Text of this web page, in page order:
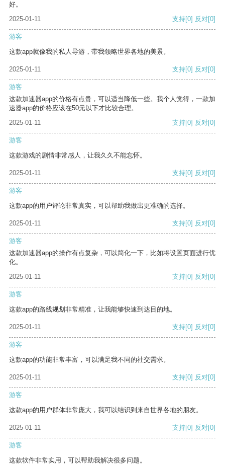
好。
2025-01-11
支持[0] 反对[0]
游客
这款app就像我的私人导游，带我领略世界各地的美景。
2025-01-11 支持[0] 反对[0]
游客
这款加速器app的价格有点贵，可以适当降低一些。我个人觉得，一款加
速器app的价格应该在50元以下才比较合理。
2025-01-11
支持[0] 反对[0]
游客
这款游戏的剧情非常感人，让我久久不能忘怀。
2025-01-11 支持[0] 反对[0]
游客
这款app的用户评论非常真实，可以帮助我做出更准确的选择。
2025-01-11 支持[0] 反对[0]
游客
这款加速器app的操作有点复杂，可以简化一下，比如将设置页面进行优
化。
2025-01-11
支持[0] 反对[0]
游客
这款app的路线规划非常精准，让我能够快速到达目的地。
2025-01-11 支持[0] 反对[0]
游客
这款app的功能非常丰富，可以满足我不同的社交需求。
2025-01-11 支持[0] 反对[0]
游客
这款app的用户群体非常庞大，我可以结识到来自世界各地的朋友。
2025-01-11 支持[0] 反对[0]
游客
这款软件非常实用，可以帮助我解决很多问题。